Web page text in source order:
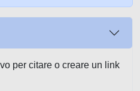
per citare o creare un link